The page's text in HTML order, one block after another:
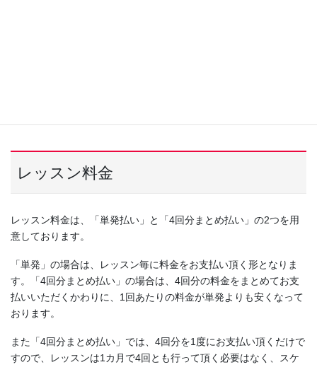
レッスン料金
レッスン料金は、「単発払い」と「4回分まとめ払い」の2つを用
意しております。
「単発」の場合は、レッスン毎に料金をお支払い頂く形となりま
す。「4回分まとめ払い」の場合は、4回分の料金をまとめてお支
払いいただくかわりに、1回あたりの料金が単発よりも安くなって
おります。
また「4回分まとめ払い」では、4回分を1度にお支払い頂くだけで
すので、レッスンは1カ月で4回とも行って頂く必要はなく、スケ